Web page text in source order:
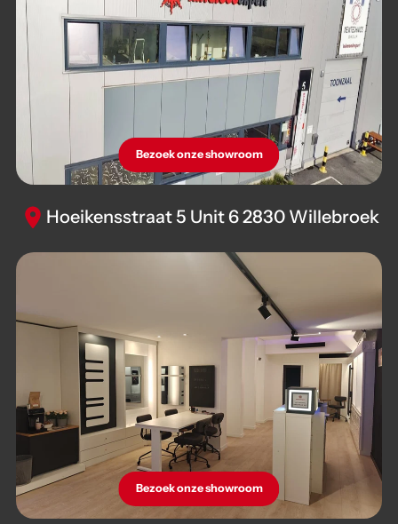
Bezoek onze showroom
Hoeikensstraat 5 Unit 6 2830 Willebroek
Bezoek onze showroom